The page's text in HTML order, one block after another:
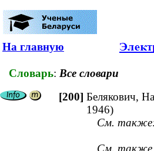
На главную
Словарь: Все словари
[200] Белякович,
1946)
См.